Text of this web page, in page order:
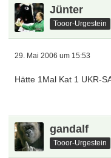
Jünter
Tooor-Urgestein
29. Mai 2006 um 15:53
Hätte 1Mal Kat 1 UKR-
gandalf
Tooor-Urgestein